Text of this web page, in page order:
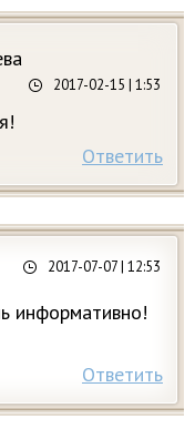
2017-02-15 | 1:53
Ответить
2017-07-07 | 12:53
информативно!
Ответить